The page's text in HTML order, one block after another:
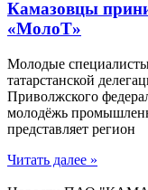
Камазовцы
«МолоТ»
Молодые
татарстанской
Приволжского
молодёжь
представляет регион
Читать далее »